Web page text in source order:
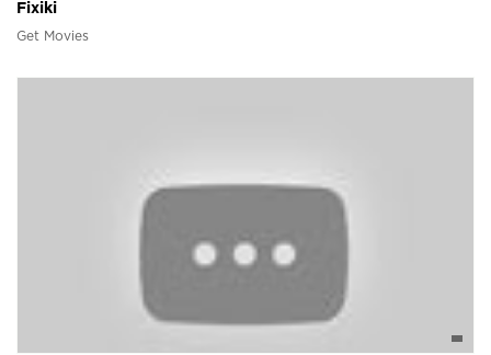
Fixiki
Get Movies